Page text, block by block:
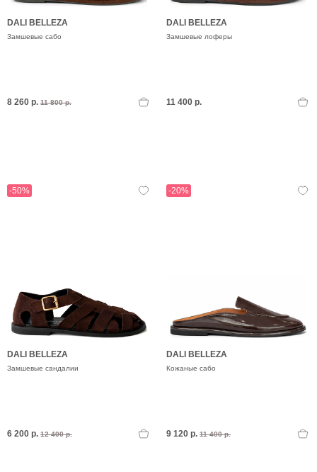
DALI BELLEZA
Замшевые сабо
8 260 р. 11 800 р.
DALI BELLEZA
Замшевые лоферы
11 400 р.
-50%
DALI BELLEZA
Замшевые сандалии
6 200 р. 12 400 р.
-20%
DALI BELLEZA
Кожаные сабо
9 120 р. 11 400 р.